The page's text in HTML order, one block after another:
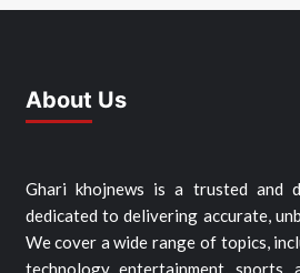
About Us
Ghari khojnews is a trusted and
dedicated to delivering accurate,
We cover a wide range of topics,
technology, entertainment,